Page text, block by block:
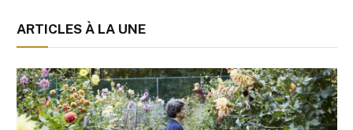
ARTICLES À LA UNE